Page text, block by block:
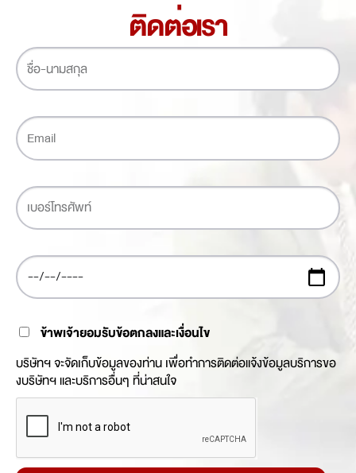
ติดต่อเรา
ข้าพเจ้ายอมรับข้อตกลงและเงื่อนไข
บริษัทฯ จะจัดเก็บข้อมูลของท่าน เพื่อทำการติดต่อแจ้งข้อมูลบริการขอ
งบริษัทฯ และบริการอื่นๆ ที่น่าสนใจ